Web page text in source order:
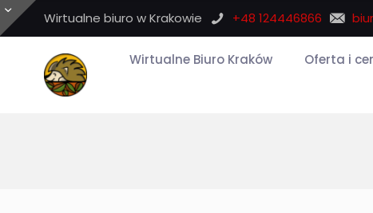
Wirtualne biuro w Krakowie +48 124446866
Wirtualne Biuro Kraków Oferta i